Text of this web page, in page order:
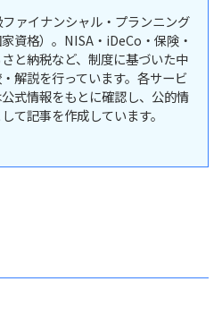
ァイナンシャル・プランニング
資格）。NISA・iDeCo・保険・
と納税など、制度に基づいた中
解説を行っています。各サービ
式情報をもとに確認し、公的情
て記事を作成しています。